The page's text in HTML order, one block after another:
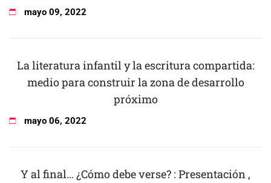
mayo 09, 2022
La literatura infantil y la escritura compartida:
medio para construir la zona de desarrollo
próximo
mayo 06, 2022
Y al final… ¿Cómo debe verse? : Presentación ,